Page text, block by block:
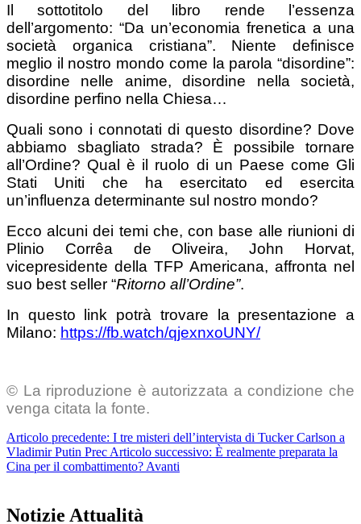
Il sottotitolo del libro rende l’essenza
dell’argomento: “Da un’economia frenetica a una
società organica cristiana”. Niente definisce
meglio il nostro mondo come la parola “disordine”:
disordine nelle anime, disordine nella società,
disordine perfino nella Chiesa…
Quali sono i connotati di questo disordine? Dove
abbiamo sbagliato strada? È possibile tornare
all’Ordine? Qual è il ruolo di un Paese come Gli
Stati Uniti che ha esercitato ed esercita
un’influenza determinante sul nostro mondo?
Ecco alcuni dei temi che, con base alle riunioni di
Plinio Corrêa de Oliveira, John Horvat,
vicepresidente della TFP Americana, affronta nel
suo best seller “Ritorno all’Ordine”.
In questo link potrà trovare la presentazione a
Milano: https://fb.watch/qjexnxoUNY/
© La riproduzione è autorizzata a condizione che
venga citata la fonte.
Articolo precedente: I tre misteri dell’intervista di Tucker Carlson a
Vladimir Putin Prec Articolo successivo: È realmente preparata la
Cina per il combattimento? Avanti
Notizie Attualità